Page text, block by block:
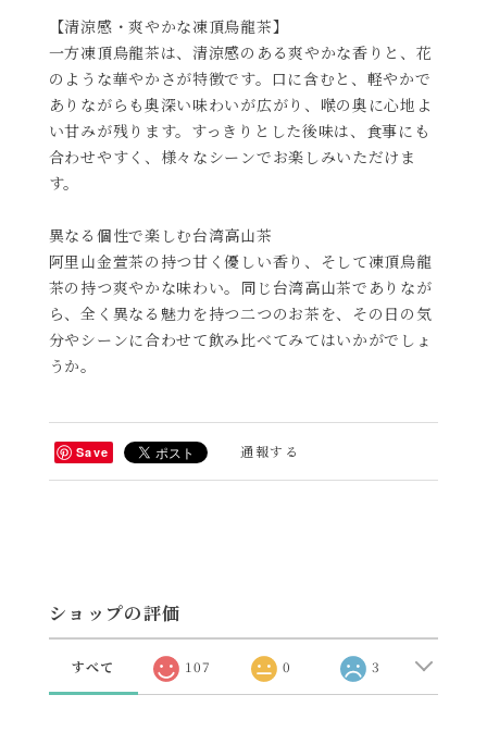
【清涼感・爽やかな凍頂烏龍茶】
一方凍頂烏龍茶は、清涼感のある爽やかな香りと、花
のような華やかさが特徴です。口に含むと、軽やかで
ありながらも奥深い味わいが広がり、喉の奥に心地よ
い甘みが残ります。すっきりとした後味は、食事にも
合わせやすく、様々なシーンでお楽しみいただけま
す。
異なる個性で楽しむ台湾高山茶
阿里山金萱茶の持つ甘く優しい香り、そして凍頂烏龍
茶の持つ爽やかな味わい。同じ台湾高山茶でありなが
ら、全く異なる魅力を持つ二つのお茶を、その日の気
分やシーンに合わせて飲み比べてみてはいかがでしょ
うか。
Save 通報する
ショップの評価
すべて 107 0 3